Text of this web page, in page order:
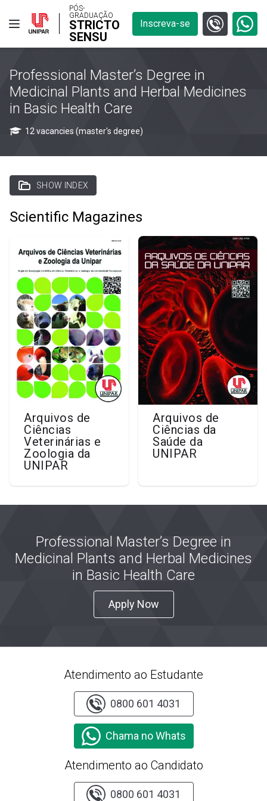
PÓS-
GRADUAÇÃO
STRICTO
SENSU
Inscreva-se
Professional Master’s Degree in
Medicinal Plants and Herbal Medicines
in Basic Health Care
12 vacancies (master's degree)
SHOW INDEX
Scientific Magazines
Arquivos de
Ciências
Veterinárias e
Zoologia da
UNIPAR
Arquivos de
Ciências da
Saúde da
UNIPAR
Professional Master’s Degree in
Medicinal Plants and Herbal Medicines
in Basic Health Care
Apply Now
Atendimento ao Estudante
0800 601 4031
Chama no Whats
Atendimento ao Candidato
0800 601 4031